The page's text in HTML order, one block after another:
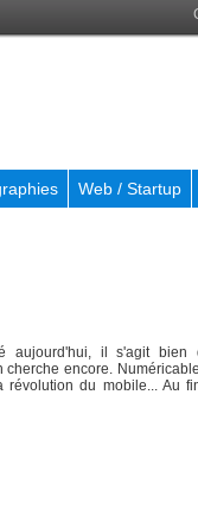
Web / Startup
aujourd'hui, il s'agit bien
cherche encore.
du mobile... Au